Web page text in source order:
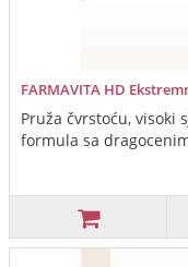
FARMAVITA HD
Pruža čvrstoću, visoki
formula sa